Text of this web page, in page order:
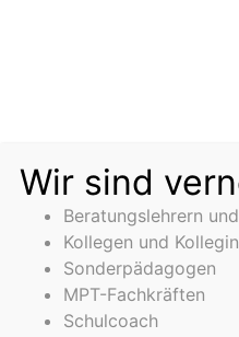
Wir sind
Beratungslehrern
Kollegen und
Sonderpädagogen
MPT-Fachkräften
Schulcoach